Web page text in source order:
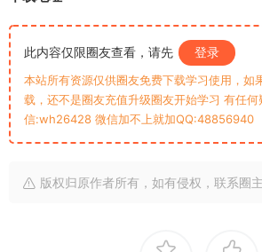
此内容仅限圈友查看，请先 登录
本站所有资源仅供圈友免费下载学习使用，如
载，还不是圈友充值升级圈友开始学习 有任
信:wh26428 微信加不上就加QQ:48856940
版权归原作者所有，如有侵权，联系圈